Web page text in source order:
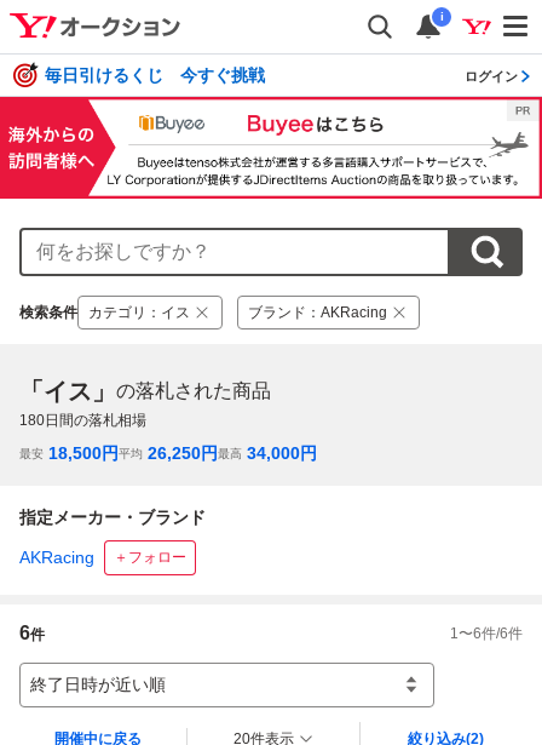
i
毎日引けるくじ 今すぐ挑戦 ログイン
検索条件 カテゴリ ： イス ブランド ： AKRacing
「イス」 の落札された商品
180日間の落札相場
最安 18,500円平均 26,250円最高 34,000円
指定メーカー・ブランド
AKRacing ＋フォロー
6件 1 〜6件/6件
終了日時が近い順
開催中に戻る 20件表示 絞り込み(2)